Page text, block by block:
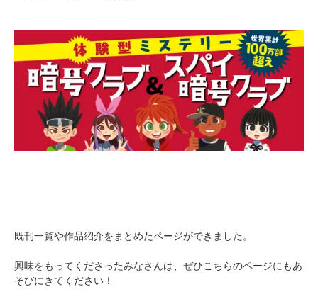
既刊一覧や作品紹介をまとめたページができました。
興味をもってくださったみなさんは、ぜひこちらのページにもあ
そびにきてください！